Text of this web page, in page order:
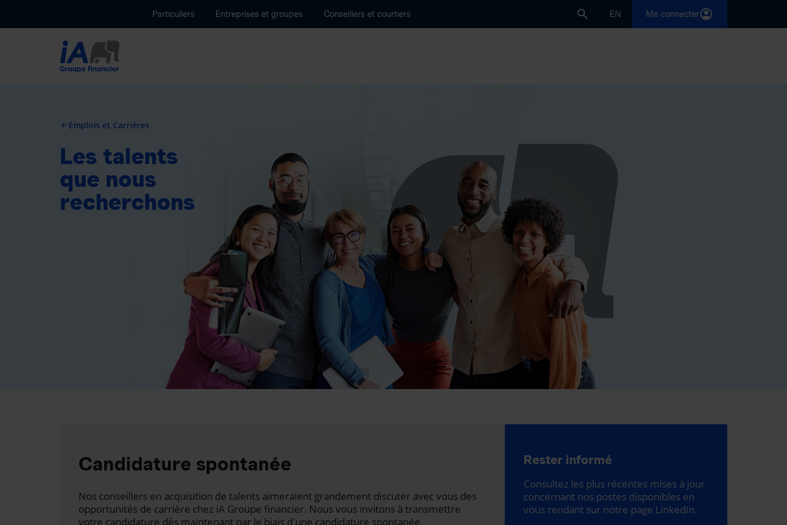
Particuliers Entreprises et groupes Conseillers et courtiers EN Me connecter
arrow_back Emplois et Carrières
Les talents
que nous
recherchons
Candidature spontanée
Nos conseillers en acquisition de talents aimeraient grandement discuter avec vous des
opportunités de carrière chez iA Groupe financier. Nous vous invitons à transmettre
votre candidature dès maintenant par le biais d'une candidature spontanée.
Rester informé
Consultez les plus récentes mises à jour
concernant nos postes disponibles en
vous rendant sur notre page LinkedIn.